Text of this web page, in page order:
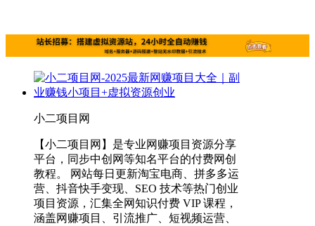
小二项目网
【小二项目网】是专业网赚项目资源分享
平台，同步中创网等知名平台的付费网创
教程。 网站每日更新淘宝电商、拼多多运
营、抖音快手变现、SEO 技术等热门创业
项目资源，汇集全网知识付费 VIP 课程，
涵盖网赚项目、引流推广、短视频运营、